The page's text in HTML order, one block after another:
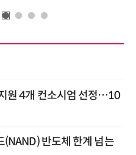
원 4개 컨소시엄 선정…10
반도체 한계 넘는